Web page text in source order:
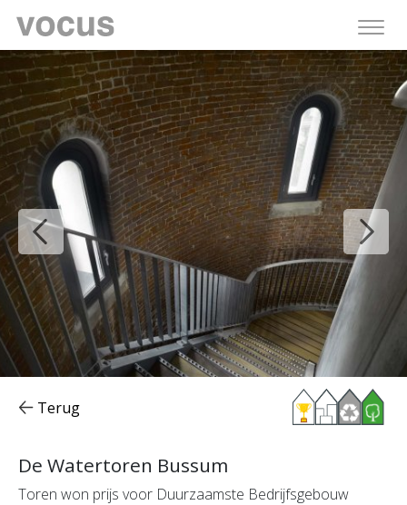
De Watertoren Bussum
Toren won prijs voor Duurzaamste Bedrijfsgebouw
Terug